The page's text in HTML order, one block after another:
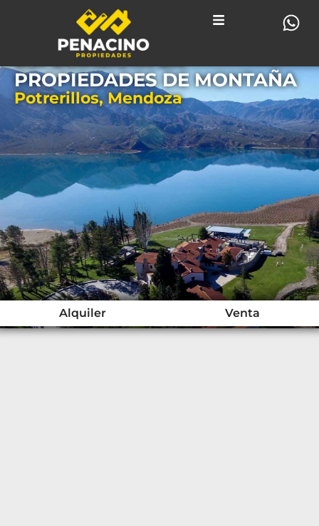
ESPECIALISTA EN
PROPIEDADES DE MONTAÑA
Potrerillos, Mendoza
Alquiler Venta